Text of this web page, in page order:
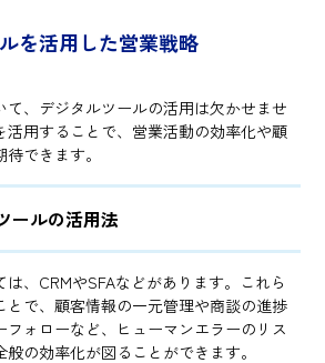
を活用した営業戦略
て、デジタルツールの活用は欠かせませ
活用することで、営業活動の効率化や顧
できます。
ールの活用法
、CRMやSFAなどがあります。これら
とで、顧客情報の一元管理や商談の進捗
フォローなど、ヒューマンエラーのリス
の効率化が図ることができます。